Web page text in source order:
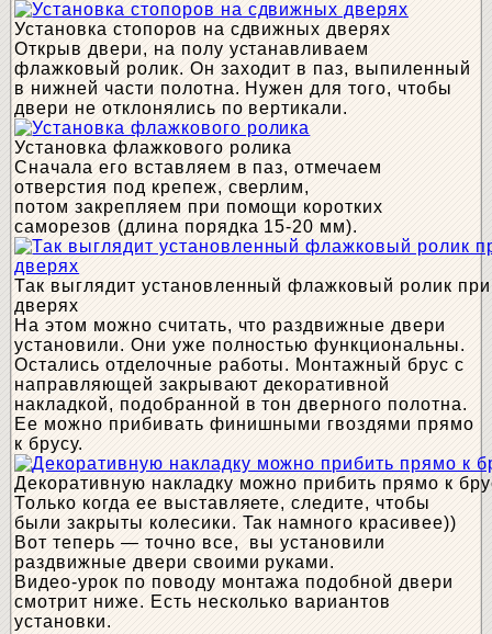
Установка стопоров на сдвижных дверях
Открыв двери, на полу устанавливаем
флажковый ролик. Он заходит в паз, выпиленный
в нижней части полотна. Нужен для того, чтобы
двери не отклонялись по вертикали.
Установка флажкового ролика
Сначала его вставляем в паз, отмечаем
отверстия под крепеж, сверлим,
потом закрепляем при помощи коротких
саморезов (длина порядка 15-20 мм).
Так выглядит установленный флажковый ролик
дверях
На этом можно считать, что раздвижные двери
установили. Они уже полностью функциональны.
Остались отделочные работы. Монтажный брус с
направляющей закрывают декоративной
накладкой, подобранной в тон дверного полотна.
Ее можно прибивать финишными гвоздями прямо
к брусу.
Декоративную накладку можно прибить прямо к
Только когда ее выставляете, следите, чтобы
были закрыты колесики. Так намного красивее))
Вот теперь — точно все, вы установили
раздвижные двери своими руками.
Видео-урок по поводу монтажа подобной двери
смотрит ниже. Есть несколько вариантов
установки.